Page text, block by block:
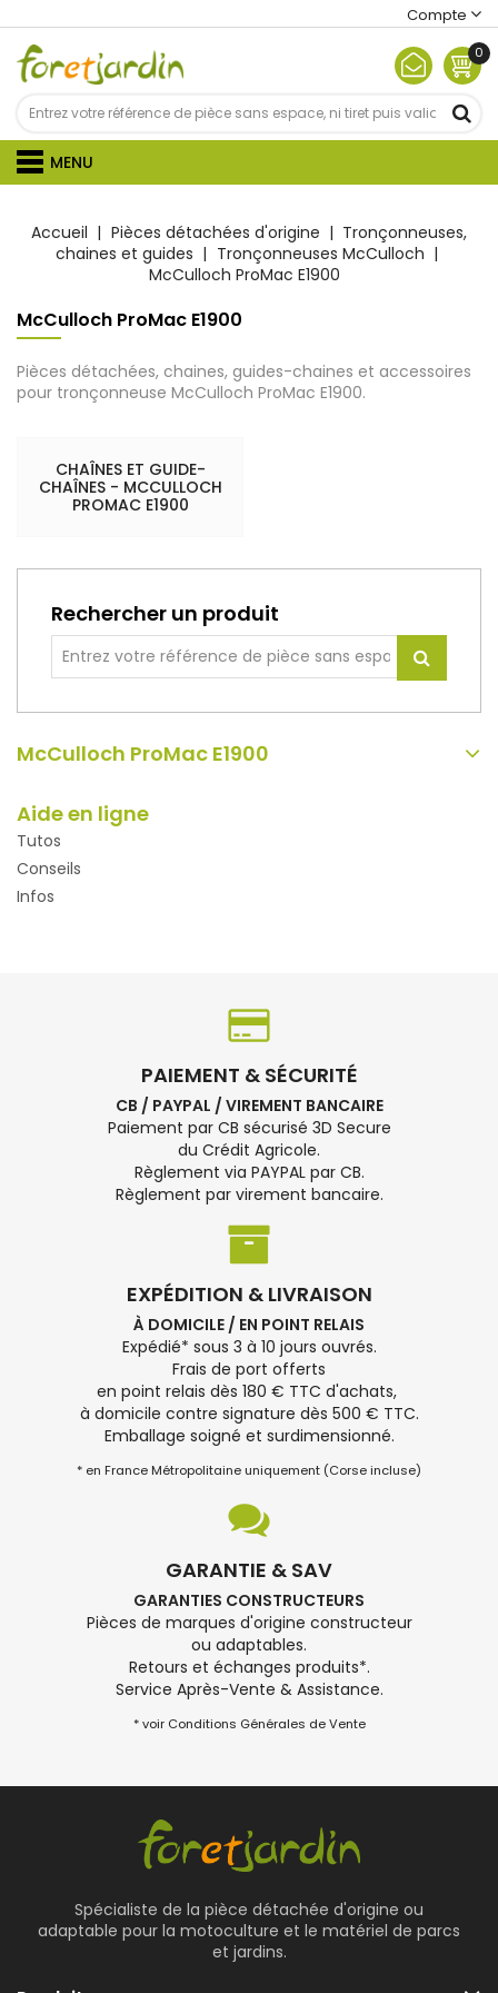
Compte
0
MENU
Accueil Pièces détachées d'origine
Tronçonneuses,
chaines et guides
Tronçonneuses McCulloch
McCulloch ProMac E1900
McCulloch ProMac E1900
Pièces détachées, chaines, guides-chaines et accessoires
pour tronçonneuse McCulloch ProMac E1900.
CHAÎNES ET GUIDE-
CHAÎNES - MCCULLOCH
PROMAC E1900
Rechercher un produit
McCulloch ProMac E1900
Aide en ligne
Tutos
Conseils
Infos
PAIEMENT & SÉCURITÉ
CB / PAYPAL / VIREMENT BANCAIRE
Paiement par CB sécurisé 3D Secure
du Crédit Agricole.
Règlement via PAYPAL par CB.
Règlement par virement bancaire.
EXPÉDITION & LIVRAISON
À DOMICILE / EN POINT RELAIS
Expédié* sous 3 à 10 jours ouvrés.
Frais de port offerts
en point relais dès 180 € TTC d'achats,
à domicile contre signature dès 500 € TTC.
Emballage soigné et surdimensionné.
* en France Métropolitaine uniquement (Corse incluse)
GARANTIE & SAV
GARANTIES CONSTRUCTEURS
Pièces de marques d'origine constructeur
ou adaptables.
Retours et échanges produits*.
Service Après-Vente & Assistance.
* voir Conditions Générales de Vente
Spécialiste de la pièce détachée d'origine ou
adaptable pour la motoculture et le matériel de parcs
et jardins.